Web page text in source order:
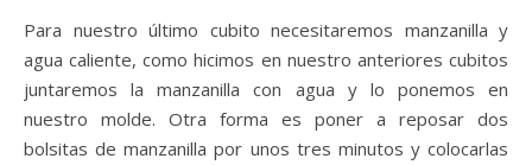
Para nuestro último cubito necesitaremos manzanilla y
agua caliente, como hicimos en nuestro anteriores cubitos
juntaremos la manzanilla con agua y lo ponemos en
nuestro molde. Otra forma es poner a reposar dos
bolsitas de manzanilla por unos tres minutos y colocarlas